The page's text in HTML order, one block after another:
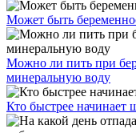
Может быть
Можно ли пить при
минеральную воду
Кто быстрее начинает